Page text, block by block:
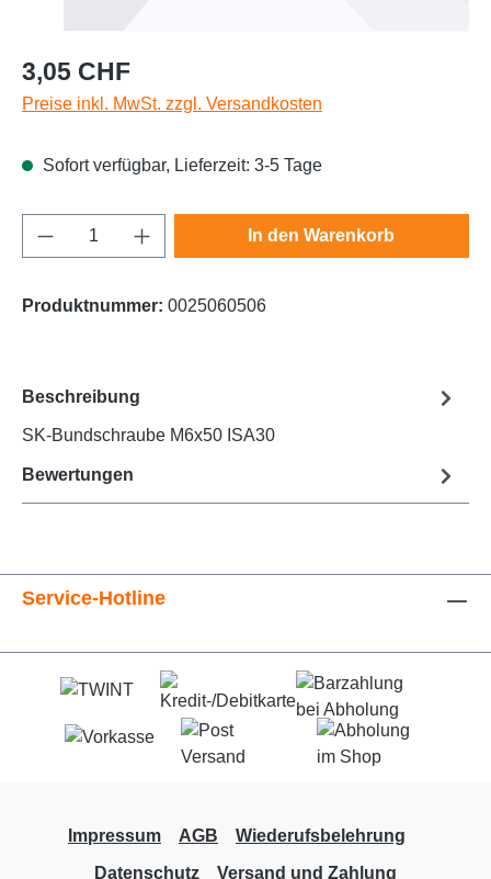
Regulärer Preis:
3,05 CHF
Preise inkl. MwSt. zzgl. Versandkosten
Sofort verfügbar, Lieferzeit: 3-5 Tage
Produkt Anzahl: Gib den gewünschten
In den Warenkorb
Produktnummer: 0025060506
Beschreibung
SK-Bundschraube M6x50 ISA30
Bewertungen
Service-Hotline
Impressum AGB
Wiederufsbelehrung
Datenschutz
Versand und Zahlung